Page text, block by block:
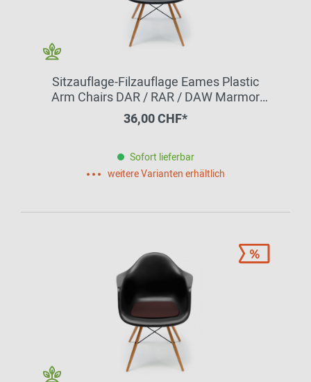
Sitzauflage-Filzauflage Eames Plastic
Arm Chairs DAR / RAR / DAW Marmor
HEY - SIGN by BWF Group
36,00 CHF*
Sofort lieferbar
weitere Varianten erhältlich